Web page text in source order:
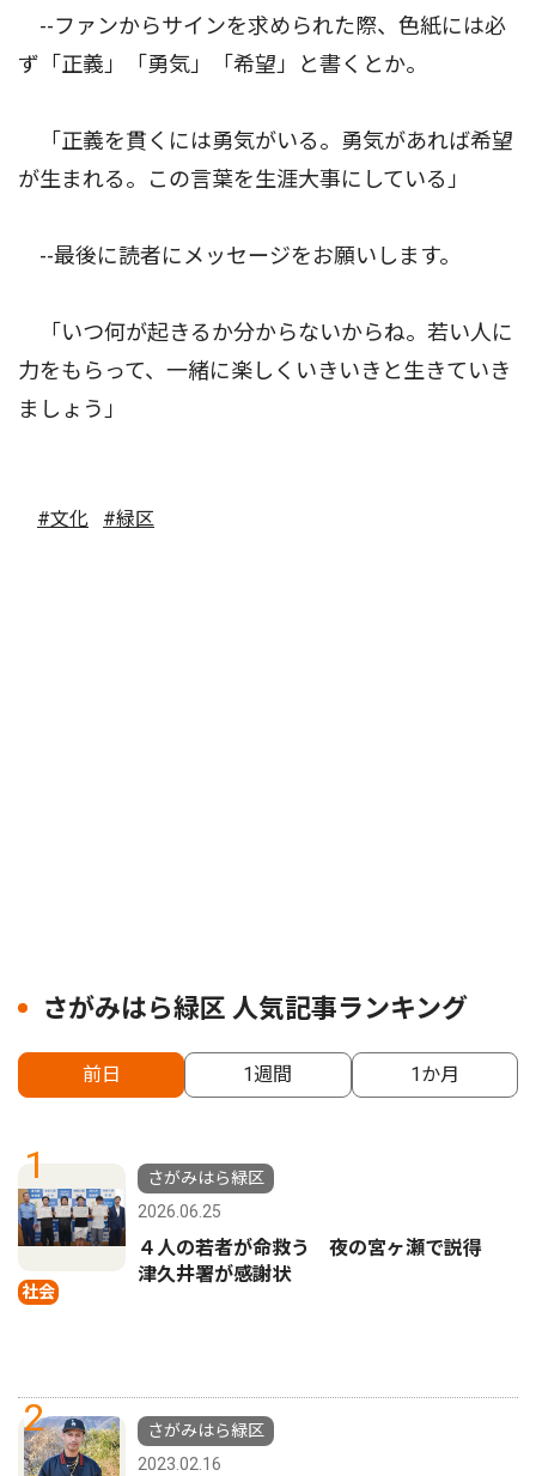
--ファンからサインを求められた際、色紙には必
ず「正義」「勇気」「希望」と書くとか。
「正義を貫くには勇気がいる。勇気があれば希望
が生まれる。この言葉を生涯大事にしている」
--最後に読者にメッセージをお願いします。
「いつ何が起きるか分からないからね。若い人に
力をもらって、一緒に楽しくいきいきと生きていき
ましょう」
#文化 #緑区
さがみはら緑区 人気記事ランキング
前日 1週間 1か月
1
社会
さがみはら緑区
2026.06.25
４人の若者が命救う 夜の宮ヶ瀬で説得
津久井署が感謝状
2
さがみはら緑区
2023.02.16